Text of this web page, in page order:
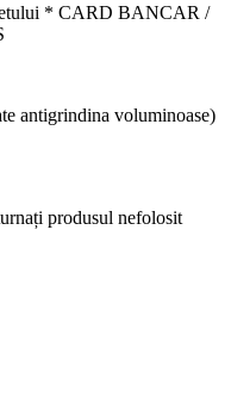
* CARD BANCAR /
antigrindina voluminoase)
produsul nefolosit